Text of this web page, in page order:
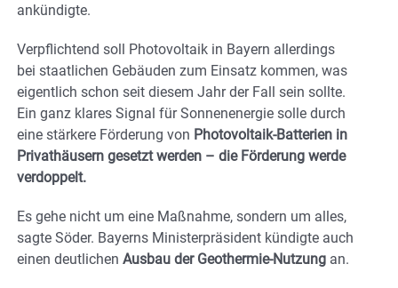
ankündigte.
Verpflichtend soll Photovoltaik in Bayern allerdings
bei staatlichen Gebäuden zum Einsatz kommen, was
eigentlich schon seit diesem Jahr der Fall sein sollte.
Ein ganz klares Signal für Sonnenenergie solle durch
eine stärkere Förderung von Photovoltaik-Batterien in
Privathäusern gesetzt werden – die Förderung werde
verdoppelt.
Es gehe nicht um eine Maßnahme, sondern um alles,
sagte Söder. Bayerns Ministerpräsident kündigte auch
einen deutlichen Ausbau der Geothermie-Nutzung an.